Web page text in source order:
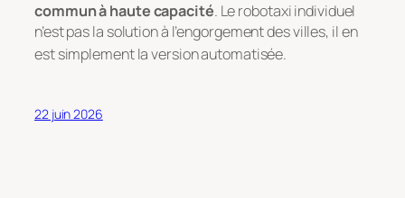
commun à haute capacité. Le robotaxi individuel
n’est pas la solution à l’engorgement des villes, il en
est simplement la version automatisée.
22 juin 2026